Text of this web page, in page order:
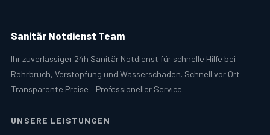
Sanitär Notdienst Team
Ihr zuverlässiger 24h Sanitär Notdienst für schnelle Hilfe bei
Rohrbruch, Verstopfung und Wasserschäden. Schnell vor Ort –
Transparente Preise – Professioneller Service.
UNSERE LEISTUNGEN